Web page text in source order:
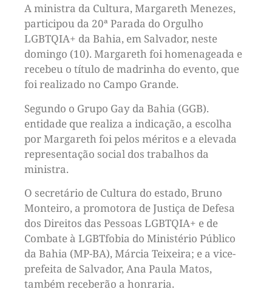
A ministra da Cultura, Margareth Menezes,
participou da 20ª Parada do Orgulho
LGBTQIA+ da Bahia, em Salvador, neste
domingo (10). Margareth foi homenageada e
recebeu o título de madrinha do evento, que
foi realizado no Campo Grande.
Segundo o Grupo Gay da Bahia (GGB).
entidade que realiza a indicação, a escolha
por Margareth foi pelos méritos e a elevada
representação social dos trabalhos da
ministra.
O secretário de Cultura do estado, Bruno
Monteiro, a promotora de Justiça de Defesa
dos Direitos das Pessoas LGBTQIA+ e de
Combate à LGBTfobia do Ministério Público
da Bahia (MP-BA), Márcia Teixeira; e a vice-
prefeita de Salvador, Ana Paula Matos,
também receberão a honraria.